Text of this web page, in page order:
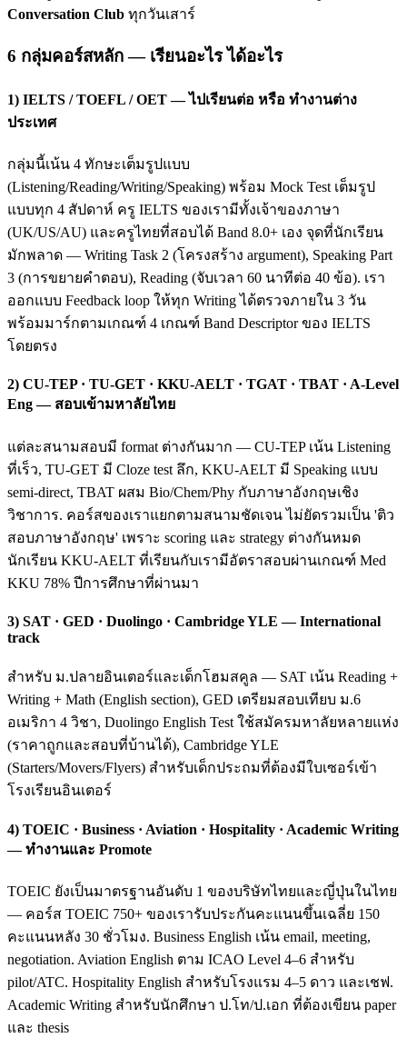
Conversation Club ทุกวันเสาร์
6 กลุ่มคอร์สหลัก — เรียนอะไร ได้อะไร
1) IELTS / TOEFL / OET — ไปเรียนต่อ หรือ ทำงานต่าง
ประเทศ
กลุ่มนี้เน้น 4 ทักษะเต็มรูปแบบ
(Listening/Reading/Writing/Speaking) พร้อม Mock Test เต็มรูป
แบบทุก 4 สัปดาห์ ครู IELTS ของเรามีทั้งเจ้าของภาษา
(UK/US/AU) และครูไทยที่สอบได้ Band 8.0+ เอง จุดที่นักเรียน
มักพลาด — Writing Task 2 (โครงสร้าง argument), Speaking Part
3 (การขยายคำตอบ), Reading (จับเวลา 60 นาทีต่อ 40 ข้อ). เรา
ออกแบบ Feedback loop ให้ทุก Writing ได้ตรวจภายใน 3 วัน
พร้อมมาร์กตามเกณฑ์ 4 เกณฑ์ Band Descriptor ของ IELTS
โดยตรง
2) CU-TEP · TU-GET · KKU-AELT · TGAT · TBAT · A-Level
Eng — สอบเข้ามหาลัยไทย
แต่ละสนามสอบมี format ต่างกันมาก — CU-TEP เน้น Listening
ที่เร็ว, TU-GET มี Cloze test ลึก, KKU-AELT มี Speaking แบบ
semi-direct, TBAT ผสม Bio/Chem/Phy กับภาษาอังกฤษเชิง
วิชาการ. คอร์สของเราแยกตามสนามชัดเจน ไม่ยัดรวมเป็น 'ติว
สอบภาษาอังกฤษ' เพราะ scoring และ strategy ต่างกันหมด
นักเรียน KKU-AELT ที่เรียนกับเรามีอัตราสอบผ่านเกณฑ์ Med
KKU 78% ปีการศึกษาที่ผ่านมา
3) SAT · GED · Duolingo · Cambridge YLE — International
track
สำหรับ ม.ปลายอินเตอร์และเด็กโฮมสคูล — SAT เน้น Reading +
Writing + Math (English section), GED เตรียมสอบเทียบ ม.6
อเมริกา 4 วิชา, Duolingo English Test ใช้สมัครมหาลัยหลายแห่ง
(ราคาถูกและสอบที่บ้านได้), Cambridge YLE
(Starters/Movers/Flyers) สำหรับเด็กประถมที่ต้องมีใบเซอร์เข้า
โรงเรียนอินเตอร์
4) TOEIC · Business · Aviation · Hospitality · Academic Writing
— ทำงานและ Promote
TOEIC ยังเป็นมาตรฐานอันดับ 1 ของบริษัทไทยและญี่ปุ่นในไทย
— คอร์ส TOEIC 750+ ของเรารับประกันคะแนนขึ้นเฉลี่ย 150
คะแนนหลัง 30 ชั่วโมง. Business English เน้น email, meeting,
negotiation. Aviation English ตาม ICAO Level 4–6 สำหรับ
pilot/ATC. Hospitality English สำหรับโรงแรม 4–5 ดาว และเชฟ.
Academic Writing สำหรับนักศึกษา ป.โท/ป.เอก ที่ต้องเขียน paper
และ thesis